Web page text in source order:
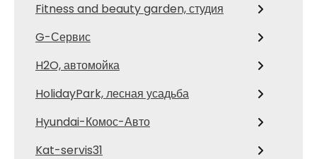
Fitness and beauty garden, студия
G-Сервис
H2O, автомойка
HolidayPark, лесная усадьба
Hyundai-Комос-Авто
Kat-servis31